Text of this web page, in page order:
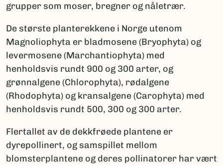
grupper som moser, bregner og nåletrær.
De største planterekkene i Norge utenom
Magnoliophyta er bladmosene (Bryophyta) og
levermosene (Marchantiophyta) med
henholdsvis rundt 900 og 300 arter, og
grønnalgene (Chlorophyta), rødalgene
(Rhodophyta) og kransalgene (Carophyta) med
henholdsvis rundt 500, 300 og 300 arter.
Flertallet av de dekkfrøede plantene er
dyrepollinert, og samspillet mellom
blomsterplantene og deres pollinatorer har vært